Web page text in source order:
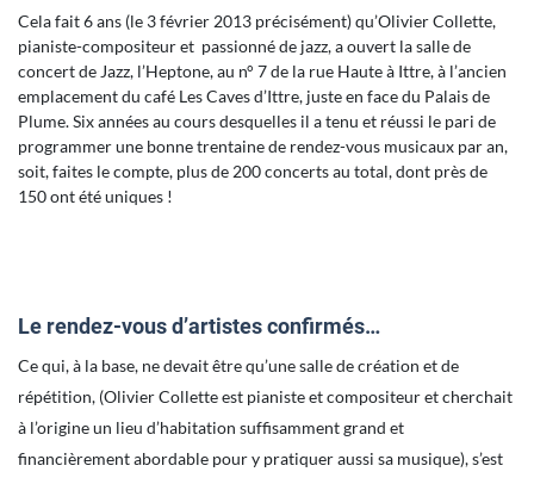
Cela fait 6 ans (le 3 février 2013 précisément) qu’Olivier Collette,
pianiste-compositeur et passionné de jazz, a ouvert la salle de
concert de Jazz, l’Heptone, au n° 7 de la rue Haute à Ittre, à l’ancien
emplacement du café Les Caves d’Ittre, juste en face du Palais de
Plume. Six années au cours desquelles il a tenu et réussi le pari de
programmer une bonne trentaine de rendez-vous musicaux par an,
soit, faites le compte, plus de 200 concerts au total, dont près de
150 ont été uniques !
Le rendez-vous d’artistes confirmés…
Ce qui, à la base, ne devait être qu’une salle de création et de
répétition, (Olivier Collette est pianiste et compositeur et cherchait
à l’origine un lieu d’habitation suffisamment grand et
financièrement abordable pour y pratiquer aussi sa musique), s’est